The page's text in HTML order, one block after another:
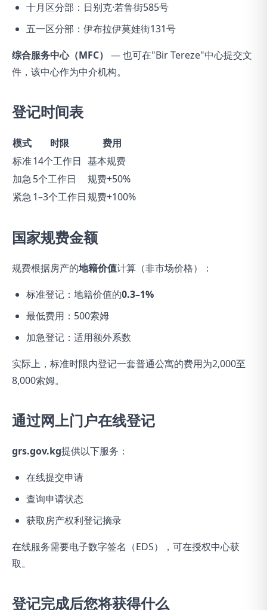
十月区分部：日别克·若鲁街585号
五一区分部：伊布拉伊莫娃街131号
综合服务中心（MFC） — 也可在"Bir Tereze"中心提交文
件，该中心作为中介机构。
登记时间表
模式 时限
费用
标准14个工作日 基本规费
加急5个工作日
规费+50%
紧急1–3个工作日规费+100%
国家规费金额
规费根据房产的地籍价值计算（非市场价格）：
标准登记：地籍价值的0.3–1%
最低费用：500索姆
加急登记：适用额外系数
实际上，标准时限内登记一套普通公寓的费用为2,000至
8,000索姆。
通过网上门户在线登记
grs.gov.kg提供以下服务：
在线提交申请
查询申请状态
获取房产权利登记摘录
在线服务需要电子数字签名（EDS），可在授权中心获
取。
登记完成后您将获得什么